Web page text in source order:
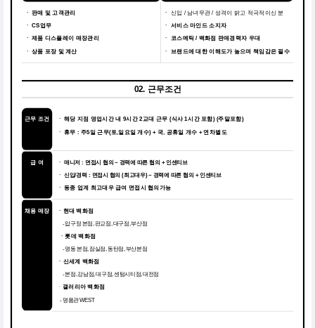
ㆍ 판매 및 고객관리
ㆍ CS업무
ㆍ 제품 디스플레이 매장관리
ㆍ 상품 포장 및 계산
ㆍ 신입 / 남녀무관 / 성격이 밝고 적극적이신 분
ㆍ 서비스 마인드 소지자
ㆍ 코스메틱 / 백화점 판매경력자 우대
ㆍ 브랜드에 대한 이해도가 높으며 책임감은 필수
02. 근무조건
근무 조건 ㆍ 해당 지점 영업시간 내 9시간 2교대 근무 (식사 1시간 포함) (주말포함)
ㆍ 휴무 : 주5일 근무(토,일요일 개수) + 국, 공휴일 개수 + 연차별도
급 여 ㆍ 매니저 : 면접시 협의 ~ 경력에 따른 협의 + 인센티브
ㆍ 신입/경력 : 면접시 협의 (최고대우) ~ 경력에 따른 협의 + 인센티브
ㆍ 동종 업계 최고대우 급여 면접시 협의가능
채용 매장 ㆍ현대 백화점
- 압구정 본점, 판교점, 대구점, 부산점
ㆍ롯데 백화점
- 명동 본점, 잠실점, 동탄점, 부산본점
ㆍ신세계 백화점
- 본점, 강남점, 대구점, 센텀시티점, 대전점
ㆍ 갤러리아 백화점
- 명품관 WEST